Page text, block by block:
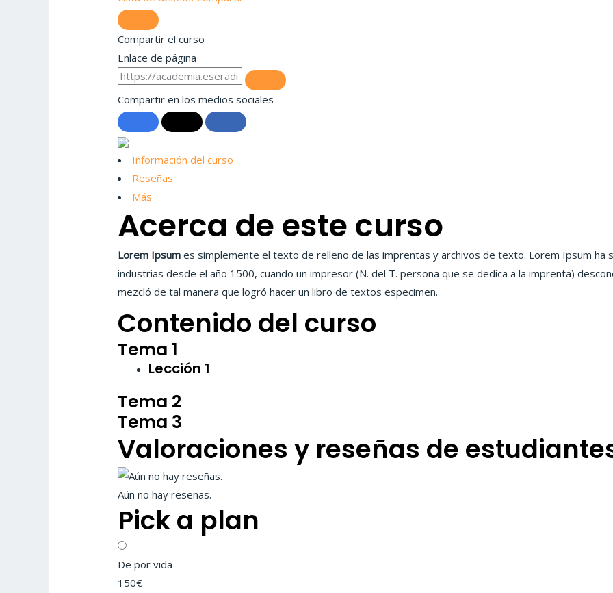
Compartir el curso
Enlace de página
Compartir en los medios sociales
Información del curso
Reseñas
Más
Acerca de este curso
Lorem Ipsum es simplemente el texto de relleno de las imprentas y archivos de texto. Lorem Ipsum ha
industrias desde el año 1500, cuando un impresor (N. del T. persona que se dedica a la imprenta)
mezcló de tal manera que logró hacer un libro de textos especimen.
Contenido del curso
Tema 1
Lección 1
Tema 2
Tema 3
Valoraciones y reseñas de
Aún no hay reseñas.
Pick a plan
De por vida
150€